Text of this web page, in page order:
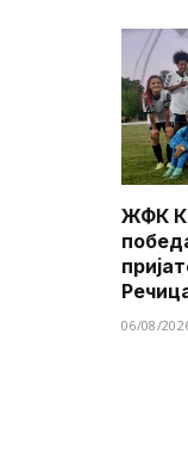
ЖФК
06/08/